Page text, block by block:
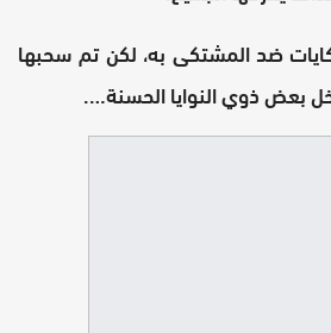
ضد المشتكى به، لكن تم سحبها
بعض ذوي النوايا الحسنة….